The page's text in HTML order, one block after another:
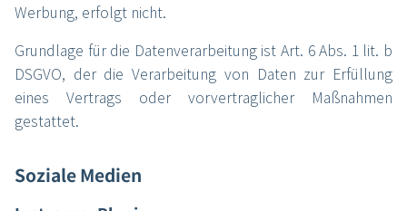
Werbung, erfolgt nicht.
Grundlage für die Datenverarbeitung ist Art. 6 Abs. 1 lit. b
DSGVO, der die Verarbeitung von Daten zur Erfüllung
eines Vertrags oder vorvertraglicher Maßnahmen
gestattet.
Soziale Medien